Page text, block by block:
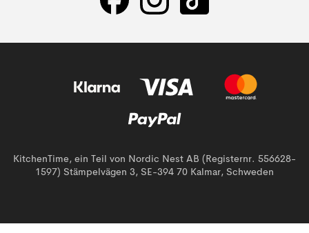
KitchenTime, ein Teil von Nordic Nest AB (Registernr. 556628-
1597) Stämpelvägen 3, SE-394 70 Kalmar, Schweden